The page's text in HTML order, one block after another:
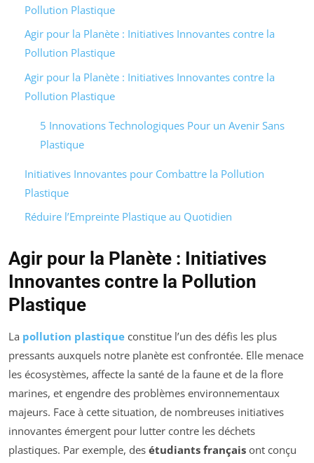
Pollution Plastique
Agir pour la Planète : Initiatives Innovantes contre la
Pollution Plastique
Agir pour la Planète : Initiatives Innovantes contre la
Pollution Plastique
5 Innovations Technologiques Pour un Avenir Sans
Plastique
Initiatives Innovantes pour Combattre la Pollution
Plastique
Réduire l’Empreinte Plastique au Quotidien
Agir pour la Planète : Initiatives
Innovantes contre la Pollution
Plastique
La pollution plastique constitue l’un des défis les plus
pressants auxquels notre planète est confrontée. Elle menace
les écosystèmes, affecte la santé de la faune et de la flore
marines, et engendre des problèmes environnementaux
majeurs. Face à cette situation, de nombreuses initiatives
innovantes émergent pour lutter contre les déchets
plastiques. Par exemple, des étudiants français ont conçu